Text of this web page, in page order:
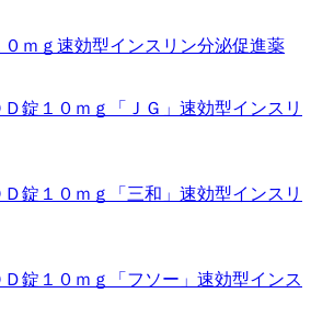
ｍｇ 速効型インスリン分泌促進薬
錠１０ｍｇ「ＪＧ」 速効型インスリ
錠１０ｍｇ「三和」 速効型インスリ
錠１０ｍｇ「フソー」 速効型インス